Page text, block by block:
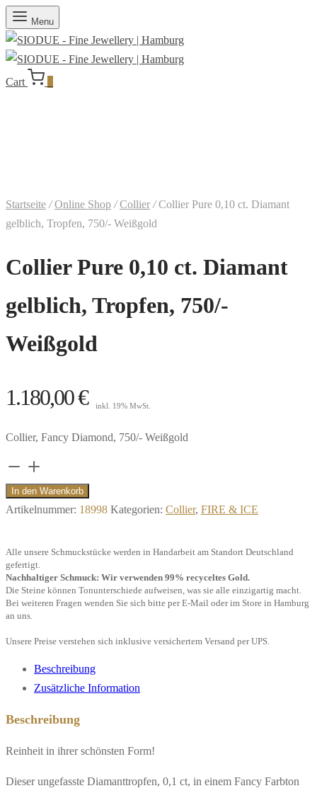
Menu
Cart
Startseite / Online Shop / Collier /Collier Pure 0,10 ct. Diamant
gelblich, Tropfen, 750/- Weißgold
Collier Pure 0,10 ct. Diamant
gelblich, Tropfen, 750/-
Weißgold
1.180,00€ inkl. 19% MwSt.
Collier, Fancy Diamond, 750/- Weißgold
Collier
Pure
0,10
gelblich,
Tropfen,
750/-
Weißgold
Menge
In den Warenkorb
Artikelnummer: 18998 Kategorien: Collier, FIRE & ICE
Alle unsere Schmuckstücke werden in Handarbeit am Standort Deutschland
gefertigt.
Nachhaltiger Schmuck: Wir verwenden 99% recyceltes Gold.
Die Steine können Tonunterschiede aufweisen, was sie alle einzigartig macht.
Bei weiteren Fragen wenden Sie sich bitte per E-Mail oder im Store in Hamburg
an uns.
Unsere Preise verstehen sich inklusive versichertem Versand per UPS.
Beschreibung
Zusätzliche Information
Beschreibung
Reinheit in ihrer schönsten Form!
Dieser ungefasste Diamanttropfen, 0,1 ct, in einem Fancy Farbton